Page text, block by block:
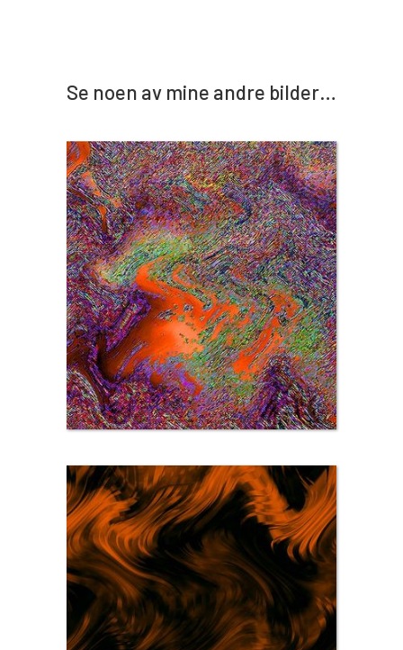
Se noen av mine andre bilder…